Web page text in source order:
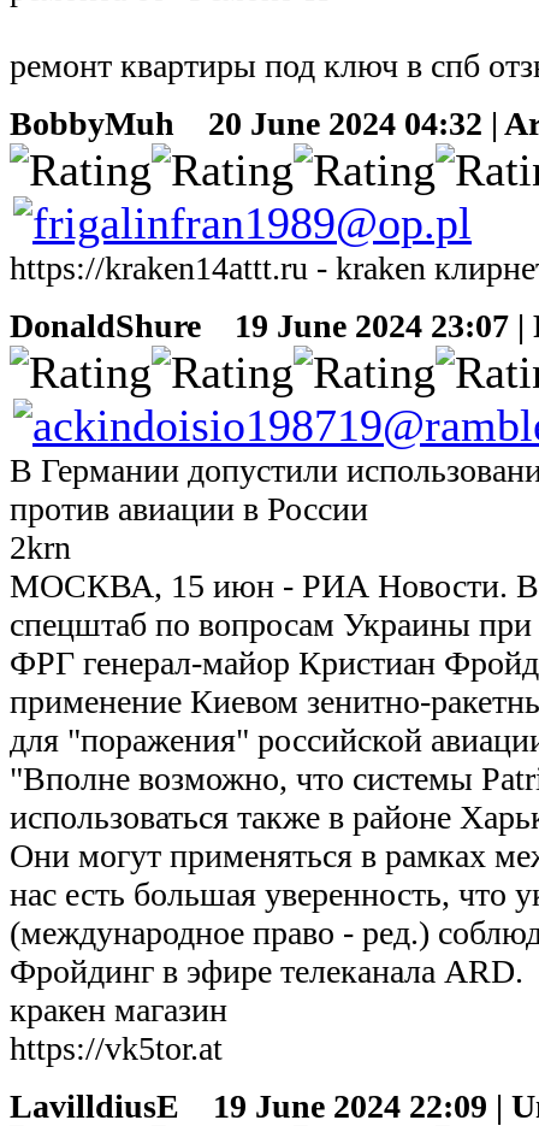
ремонт квартиры под ключ в спб
BobbyMuh
20 June 2024 04:32 |
https://kraken14attt.ru - kraken
DonaldShure
19 June 2024 23:07 |
В Германии допустили
против авиации в России
2krn
МОСКВА, 15 июн - РИА Новости.
спецштаб по вопросам Украины
ФРГ генерал-майор Кристиан
применение Киевом зенитно-
для "поражения" российской
"Вполне возможно, что системы
использоваться также в районе
Они могут применяться в рамках
нас есть большая уверенность, что
(международное право - ред.)
Фройдинг в эфире телеканала ARD.
кракен магазин
https://vk5tor.at
LavilldiusE
19 June 2024 22:09 |